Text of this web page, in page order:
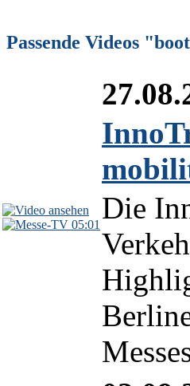
Passende Videos
05:01 Die